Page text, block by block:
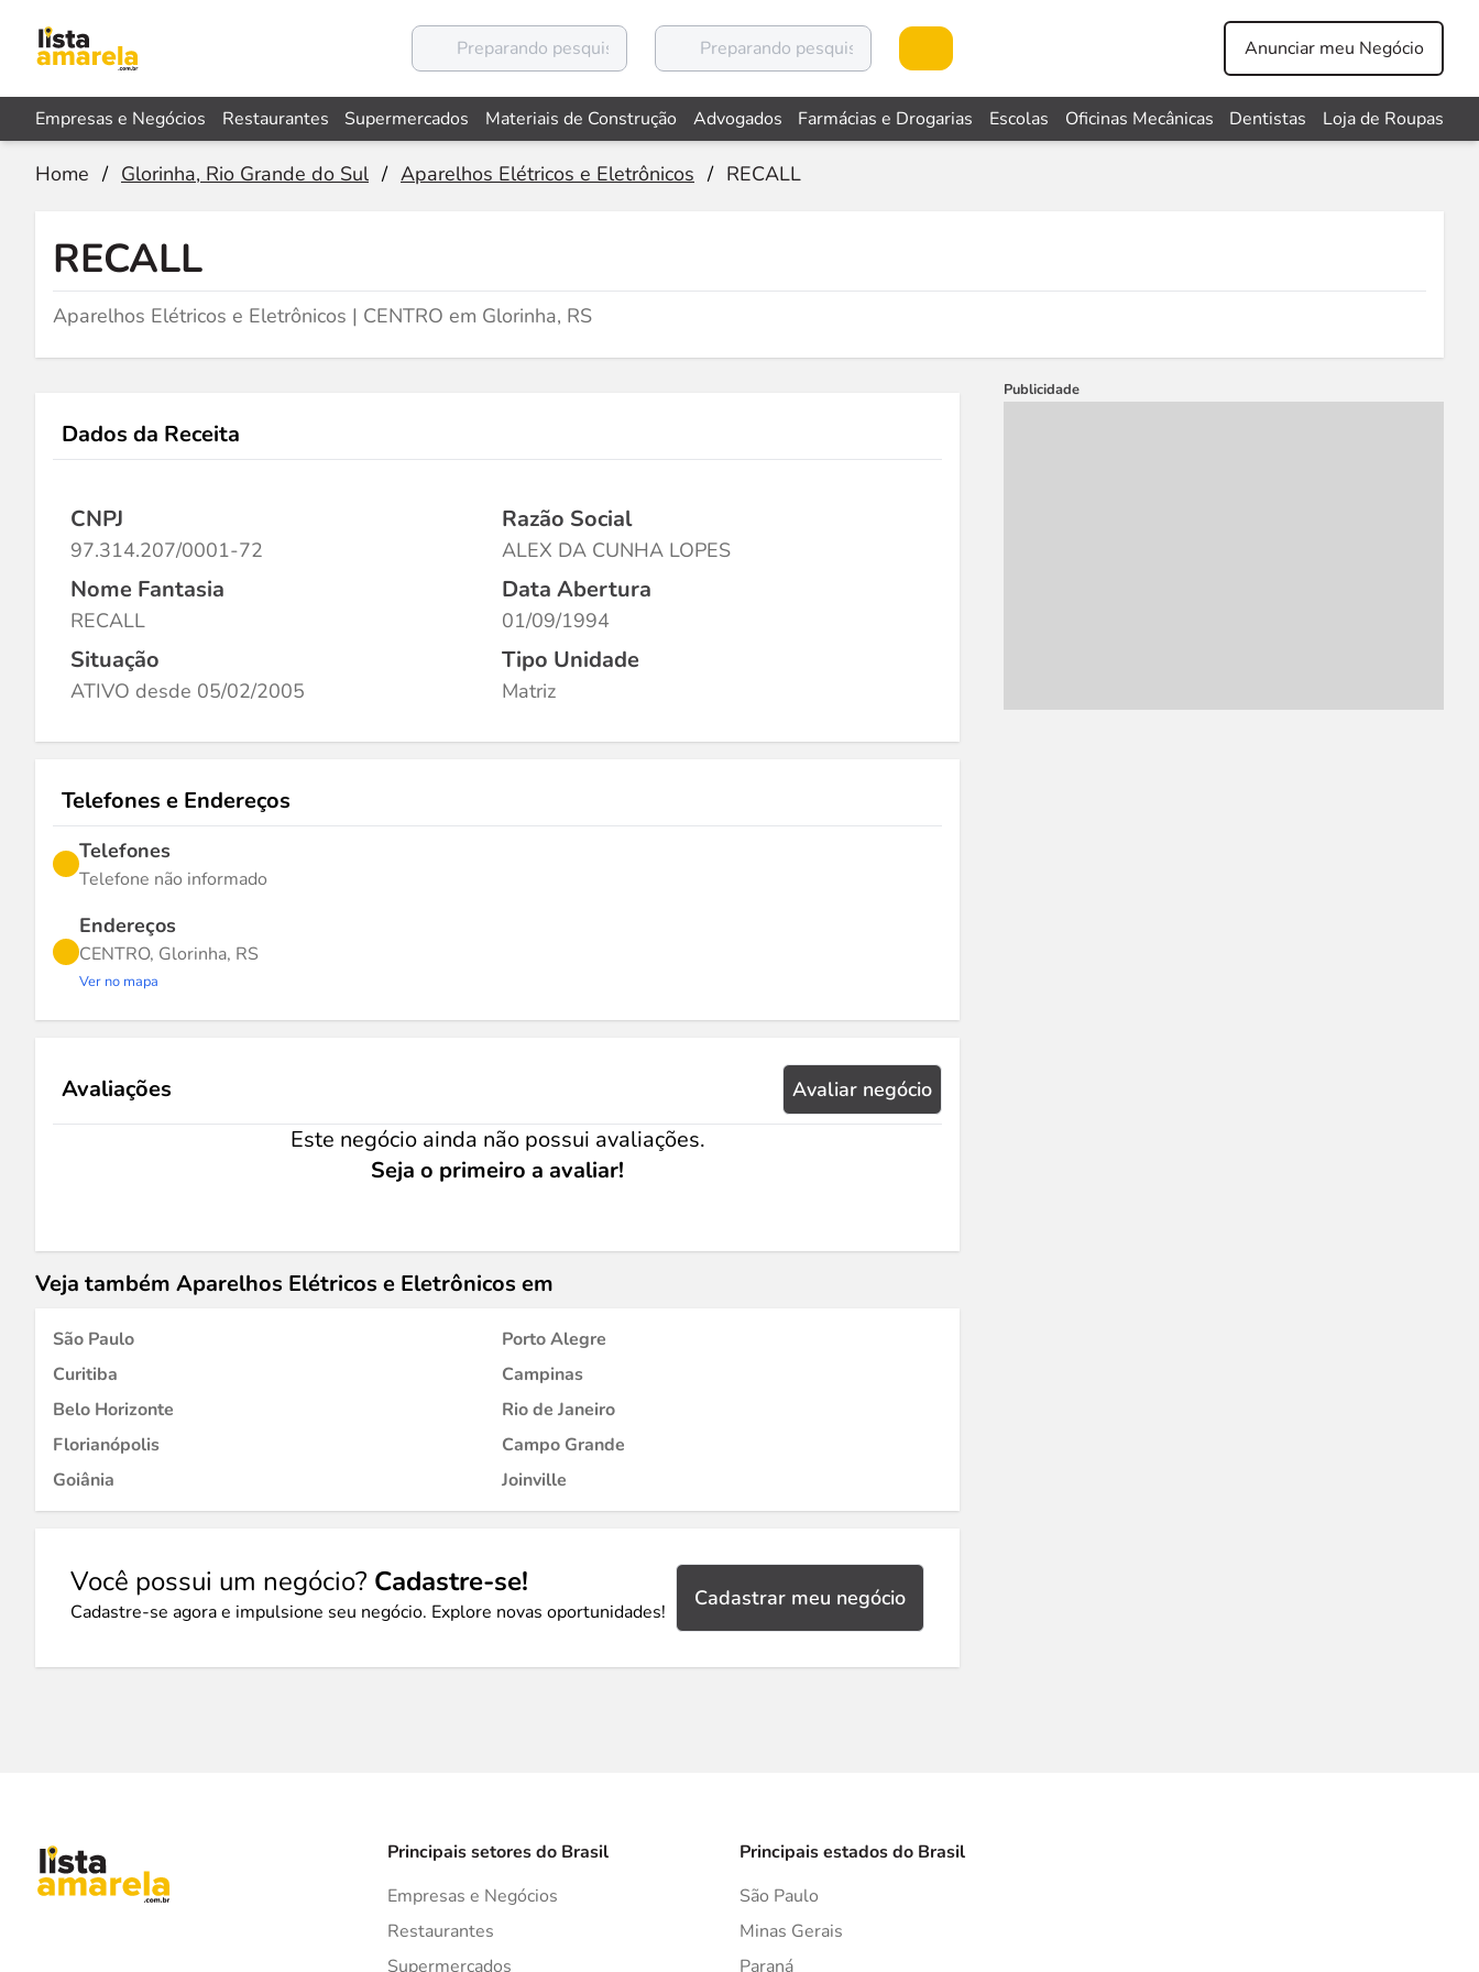
Anunciar meu Negócio
Empresas e Negócios Restaurantes Supermercados Materiais de Construção Advogados Farmácias e Drogarias Escolas Oficinas Mecânicas Dentistas Loja de Roupas
Home / Glorinha, Rio Grande do Sul / Aparelhos Elétricos e Eletrônicos / RECALL
RECALL
Aparelhos Elétricos e Eletrônicos | CENTRO em Glorinha, RS
Dados da Receita
CNPJ
97.314.207/0001-72
Razão Social
ALEX DA CUNHA LOPES
Nome Fantasia
RECALL
Data Abertura
01/09/1994
Situação
ATIVO desde 05/02/2005
Tipo Unidade
Matriz
Telefones e Endereços
Telefones
Telefone não informado
Endereços
CENTRO, Glorinha, RS
Ver no mapa
Avaliações Avaliar negócio
Este negócio ainda não possui avaliações.
Seja o primeiro a avaliar!
Veja também Aparelhos Elétricos e Eletrônicos em
São Paulo
Porto Alegre
Curitiba
Campinas
Belo Horizonte
Rio de Janeiro
Florianópolis
Campo Grande
Goiânia
Joinville
Você possui um negócio? Cadastre-se!
Cadastre-se agora e impulsione seu negócio. Explore novas oportunidades!
Cadastrar meu negócio
Publicidade
Principais setores do Brasil
Empresas e Negócios
Restaurantes
Supermercados
Principais estados do Brasil
São Paulo
Minas Gerais
Paraná